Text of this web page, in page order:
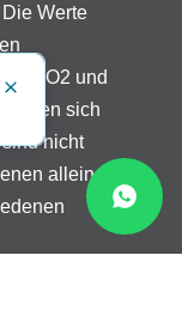
Werte
CO2 und
sich
nicht
allein
Schließen